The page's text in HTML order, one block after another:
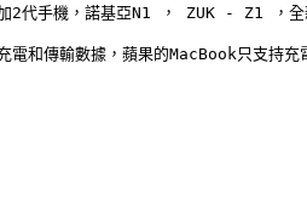
加2代手機，諾基亞N1 ， ZUK - Z1 ，
電和傳輸數據，蘋果的MacBook只支持充